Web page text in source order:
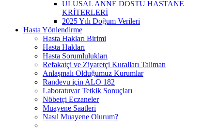
ULUSAL ANNE DOSTU HASTANE
KRİTERLERİ
2025 Yılı Doğum Verileri
Hasta Yönlendirme
Hasta Hakları Birimi
Hasta Hakları
Hasta Sorumlulukları
Refakatçi ve Ziyaretçi Kuralları Talimatı
Anlaşmalı Olduğumuz Kurumlar
Randevu için ALO 182
Laboratuvar Tetkik Sonuçları
Nöbetçi Eczaneler
Muayene Saatleri
Nasıl Muayene Olurum?